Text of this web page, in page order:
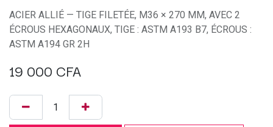
ACIER ALLIÉ — TIGE FILETÉE, M36 × 270 MM, AVEC 2
ÉCROUS HEXAGONAUX, TIGE : ASTM A193 B7, ÉCROUS :
ASTM A194 GR 2H
19 000 CFA